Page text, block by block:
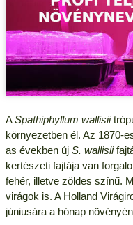
ASpathiphyllum wallisii
környezetben él. Az 1870-
as években új S. wallisii
kertészeti fajtája van
fehér, illetve zöldes színű.
virágok is. A Holland
júniusára a hónap